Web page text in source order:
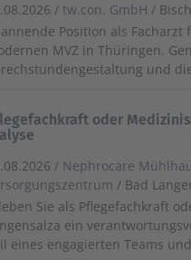
/tw.con. GmbH /
Position als
MVZ in Thüringen.
und
oder
/ Nephrocare
/ Bad
Sie als Pflegefachkraft
ein
eines engagierten Teams